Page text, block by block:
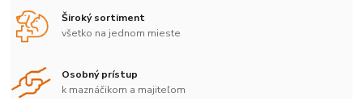
Široký sortiment
všetko na jednom mieste
Osobný prístup
k maznáčikom a majiteľom